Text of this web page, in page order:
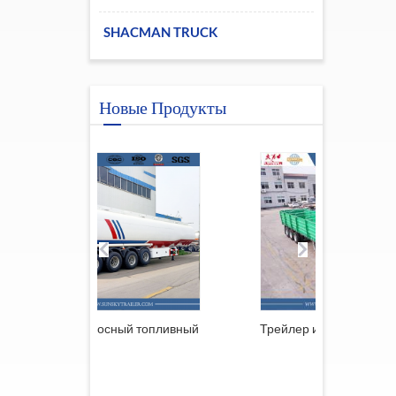
SHACMAN TRUCK
Новые Продукты
Трейлер из Южной Африки